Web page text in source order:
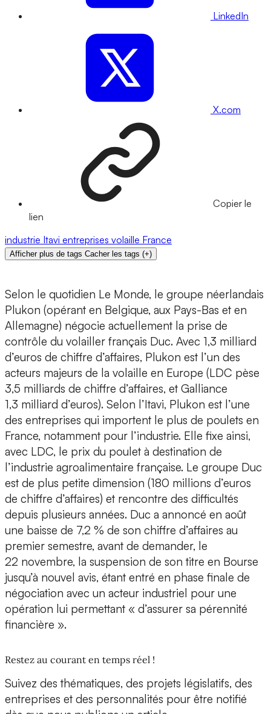
LinkedIn
X.com
Copier le
lien
industrie Itavi entreprises volaille France
Afficher plus de tags Cacher les tags (+)
Selon le quotidien Le Monde, le groupe néerlandais
Plukon (opérant en Belgique, aux Pays-Bas et en
Allemagne) négocie actuellement la prise de
contrôle du volailler français Duc. Avec 1,3 milliard
d’euros de chiffre d’affaires, Plukon est l’un des
acteurs majeurs de la volaille en Europe (LDC pèse
3,5 milliards de chiffre d’affaires, et Galliance
1,3 milliard d’euros). Selon l’Itavi, Plukon est l’une
des entreprises qui importent le plus de poulets en
France, notamment pour l’industrie. Elle fixe ainsi,
avec LDC, le prix du poulet à destination de
l’industrie agroalimentaire française. Le groupe Duc
est de plus petite dimension (180 millions d’euros
de chiffre d’affaires) et rencontre des difficultés
depuis plusieurs années. Duc a annoncé en août
une baisse de 7,2 % de son chiffre d’affaires au
premier semestre, avant de demander, le
22 novembre, la suspension de son titre en Bourse
jusqu’à nouvel avis, étant entré en phase finale de
négociation avec un acteur industriel pour une
opération lui permettant « d’assurer sa pérennité
financière ».
Restez au courant en temps réel !
Suivez des thématiques, des projets législatifs, des
entreprises et des personnalités pour être notifié